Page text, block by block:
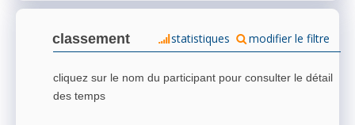
classement statistiques modifier le filtre
cliquez sur le nom du participant pour consulter le détail
des temps